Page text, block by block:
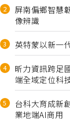
屏南偏鄉智慧
像辨識
英特蒙以新一
昕力資訊跨足
端全域定位科
台科大育成新
業地端AI商用